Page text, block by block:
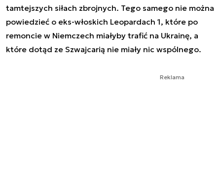
tamtejszych siłach zbrojnych. Tego samego nie można
powiedzieć o eks-włoskich Leopardach 1, które po
remoncie w Niemczech miałyby trafić na Ukrainę, a
które dotąd ze Szwajcarią nie miały nic wspólnego.
Reklama